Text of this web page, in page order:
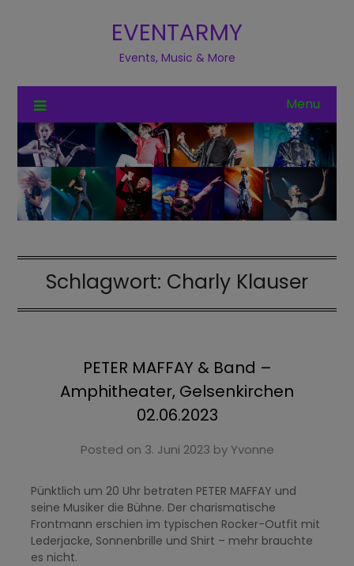
EVENTARMY
Events, Music & More
Menu
Schlagwort: Charly Klauser
PETER MAFFAY & Band –
Amphitheater, Gelsenkirchen
02.06.2023
Posted on 3. Juni 2023 byYvonne
Pünktlich um 20 Uhr betraten PETER MAFFAY und
seine Musiker die Bühne. Der charismatische
Frontmann erschien im typischen Rocker-Outfit mit
Lederjacke, Sonnenbrille und Shirt – mehr brauchte
es nicht.